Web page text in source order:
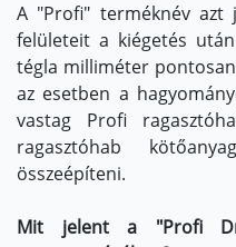
A "Profi" terméknév azt
felületeit a kiégetés
tégla milliméter
az esetben a
vastag Profi
ragasztóhab
összeépíteni.
Mit jelent a "Profi